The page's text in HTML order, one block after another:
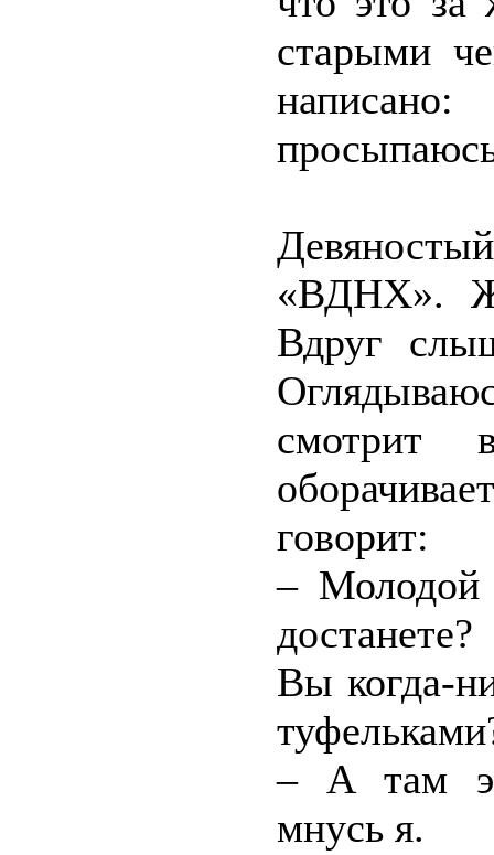
старыми
«ВДНХ».
Вдруг
смотрит
говорит:
– Молодой
достанете?
Вы когда-
– А там
мнусь я.